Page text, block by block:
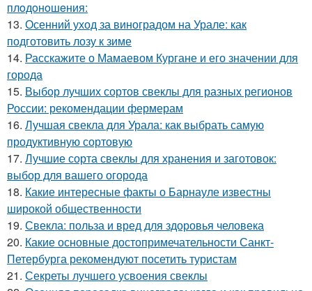
плoдoнoшeния:
13. Осенний уход за виноградом на Урале: как
подготовить лозу к зиме
14. Расскажите о Мамаевом Кургане и его значении для
города
15. Выбор лучших сортов свеклы для разных регионов
России: рекомендации фермерам
16. Лучшая свекла для Урала: как выбрать самую
продуктивную сортовую
17. Лучшие сорта свеклы для хранения и заготовок:
выбор для вашего огорода
18. Какие интересные факты о Барнауле известны
широкой общественности
19. Свекла: польза и вред для здоровья человека
20. Какие основные достопримечательности Санкт-
Петербурга рекомендуют посетить туристам
21. Секреты лучшего усвоения свеклы